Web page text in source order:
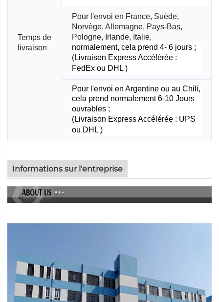
Temps de
livraison
Pour l'envoi en France, Suède,
Norvège, Allemagne, Pays-Bas,
Pologne, Irlande, Italie,
normalement, cela prend 4- 6 jours ;
(Livraison Express Accélérée :
FedEx ou DHL )
Pour l'envoi en Argentine ou au Chili,
cela prend normalement 6-10 Jours
ouvrables ;
(Livraison Express Accélérée : UPS
ou DHL )
Informations sur l'entreprise